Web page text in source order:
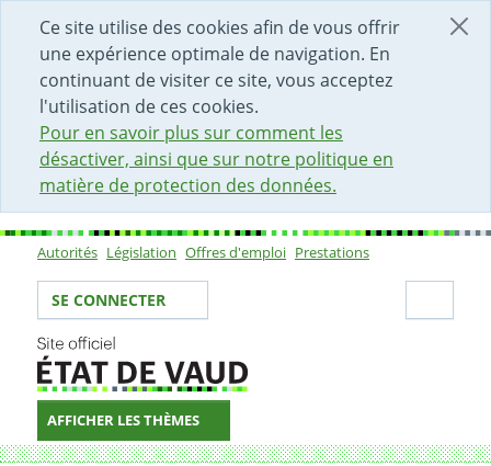
Ce site utilise des cookies afin de vous offrir
une expérience optimale de navigation. En
continuant de visiter ce site, vous acceptez
l'utilisation de ces cookies.
Pour en savoir plus sur comment les
désactiver, ainsi que sur notre politique en
matière de protection des données.
DÉBUT DU CONTENU DE LA PAGE
ACCÈS AU CHAMP DE RECHERCHE
PAGE D'ACCUEIL
FORMULAIRE DE CONTACT
Sous-navigation
Autorités Législation Offres d'emploi Prestations
Votre identité
SE CONNECTER
AFFICHER LES THÈMES